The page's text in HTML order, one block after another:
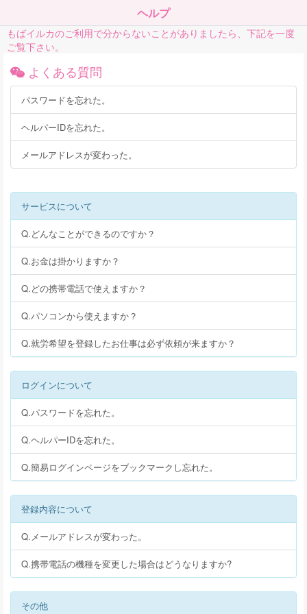
ヘルプ
もばイルカのご利用で分からないことがありましたら、下記を一度
ご覧下さい。
よくある質問
パスワードを忘れた。
ヘルパーIDを忘れた。
メールアドレスが変わった。
サービスについて
Q.どんなことができるのですか？
Q.お金は掛かりますか？
Q.どの携帯電話で使えますか？
Q.パソコンから使えますか？
Q.就労希望を登録したお仕事は必ず依頼が来ますか？
ログインについて
Q.パスワードを忘れた。
Q.ヘルパーIDを忘れた。
Q.簡易ログインページをブックマークし忘れた。
登録内容について
Q.メールアドレスが変わった。
Q.携帯電話の機種を変更した場合はどうなりますか?
その他